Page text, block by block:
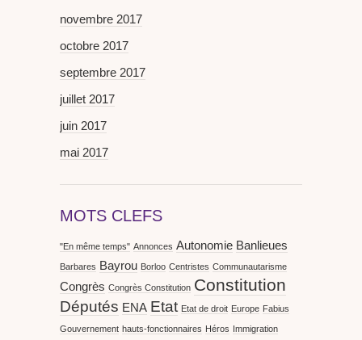
novembre 2017
octobre 2017
septembre 2017
juillet 2017
juin 2017
mai 2017
MOTS CLEFS
"En même temps" Annonces Autonomie Banlieues
Barbares Bayrou Borloo Centristes Communautarisme
Congrès Congrès Constitution Constitution
Députés ENA Etat Etat de droit Europe Fabius
Gouvernement hauts-fonctionnaires Héros Immigration